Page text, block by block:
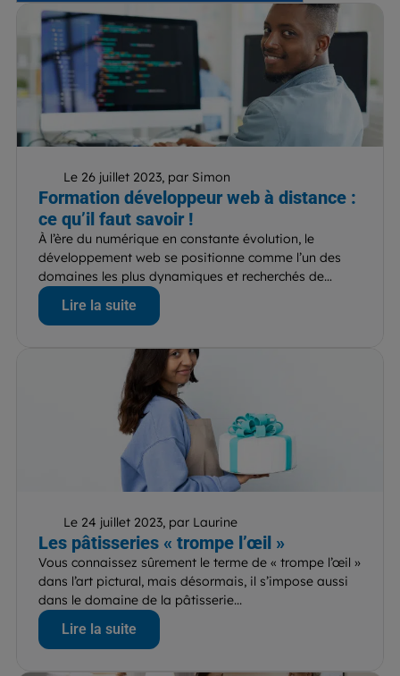
Le 26 juillet 2023, par Simon
Formation développeur web à distance :
ce qu’il faut savoir !
À l’ère du numérique en constante évolution, le
développement web se positionne comme l’un des
domaines les plus dynamiques et recherchés de
l’industrie technologique....
Lire la suite
Le 24 juillet 2023, par Laurine
Les pâtisseries « trompe l’œil »
Vous connaissez sûrement le terme de « trompe l’œil »
dans l’art pictural, mais désormais, il s’impose aussi
dans le domaine de la pâtisserie...
Lire la suite